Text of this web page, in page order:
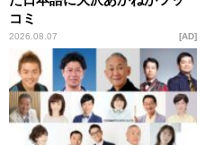
コミ
2026.08.07 AD